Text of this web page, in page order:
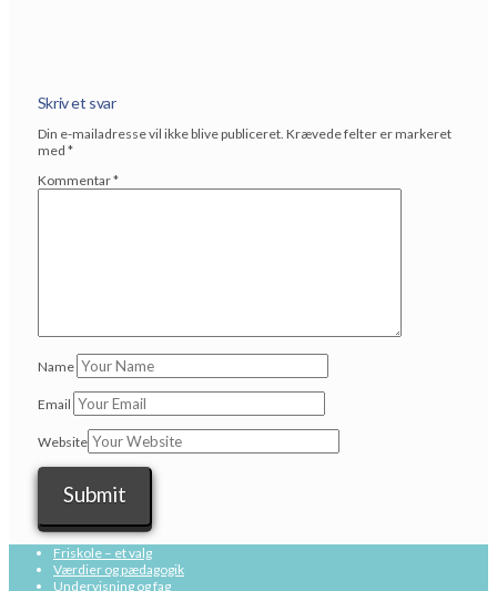
Skriv et svar
Din e-mailadresse vil ikke blive publiceret. Krævede felter er markeret
med *
Kommentar*
Name
Email
Website
Friskole – et valg
Værdier og pædagogik
Undervisning og fag